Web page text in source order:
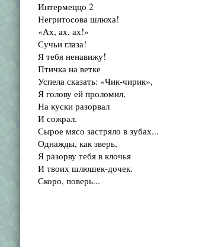
Интермеццо 2
Негритосова шлюха!
«Ах, ах, ах!»
Сучьи глаза!
Я тебя ненавижу!
Птичка на ветке
Успела сказать: «Чик-чирик»,
Я голову ей проломил,
На куски разорвал
И сожрал.
Сырое мясо застряло в зубах...
Однажды, как зверь,
Я разорву тебя в клочья
И твоих шлюшек-дочек.
Скоро, поверь...